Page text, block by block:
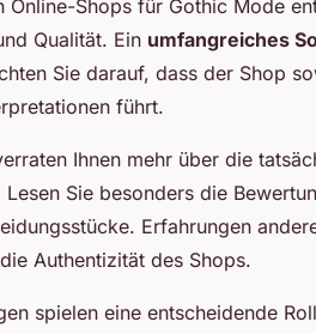
Online-Shops für Gothic Mode
Qualität. Ein umfangreiches
Sie darauf, dass der Shop
führt.
Ihnen mehr über die
Sie besonders die
Erfahrungen
Authentizität des Shops.
spielen eine entscheidende